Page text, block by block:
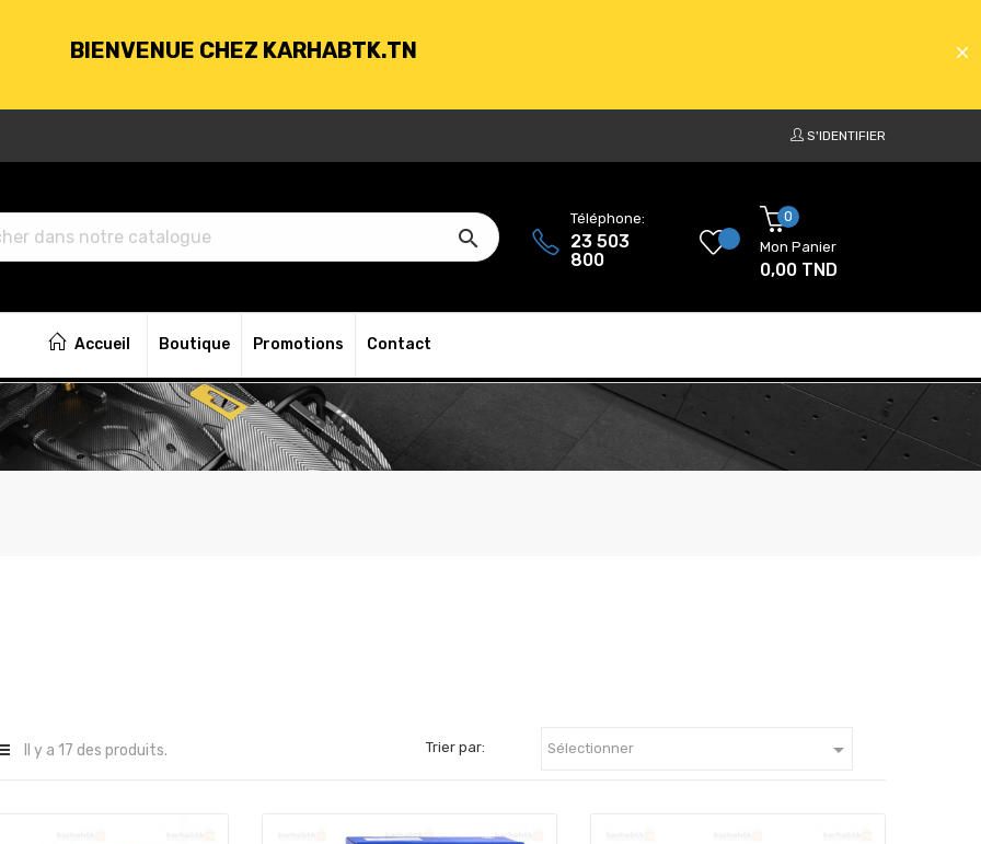
BIENVENUE CHEZ KARHABTK.TN
GRATUITE À PARTIR DE 250DT D'ACHATS
BIENVENUE CHEZ KARHABTK.TN
GRATUITE À PARTIR DE 250DT D'ACHATS
S'IDENTIFIER

Téléphone:
23 503
800
0
Mon Panier
0,00 TND
Accueil Boutique Promotions Contact
Il y a 17 des produits. Trier par: Sélectionner 